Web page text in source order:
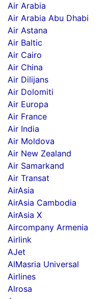
Air Arabia
Air Arabia Abu Dhabi
Air Astana
Air Baltic
Air Cairo
Air China
Air Dilijans
Air Dolomiti
Air Europa
Air France
Air India
Air Moldova
Air New Zealand
Air Samarkand
Air Transat
AirAsia
AirAsia Cambodia
AirAsia X
Aircompany Armenia
Airlink
AJet
AlMasria Universal
Airlines
Alrosa